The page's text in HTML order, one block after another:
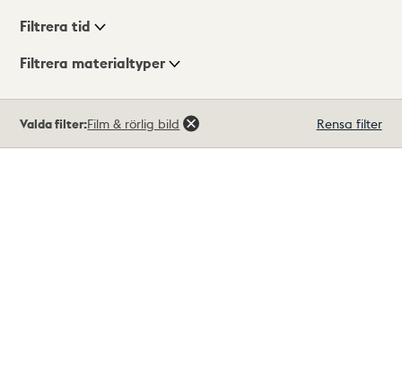
Visningsläge
Filtrera tid
Filtrera materialtyper
träffar
Valda filter:Film & rörlig bild Rensa filter